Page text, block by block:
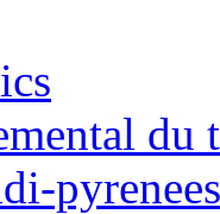
du
pyrenees